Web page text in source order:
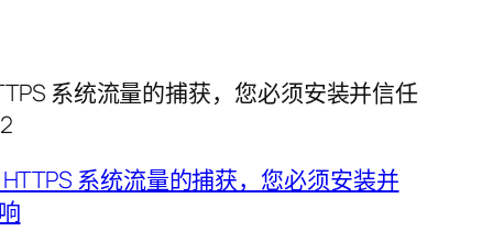
系统流量的捕获，您必须安装并信任